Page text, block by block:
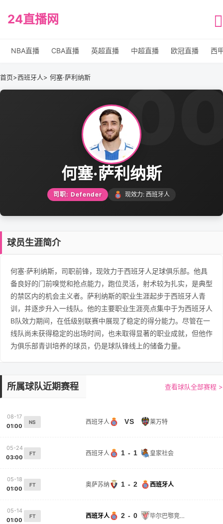
24直播网
NBA直播 CBA直播 英超直播 中超直播 欧冠直播 西
首页>西班牙人> 何塞·萨利纳斯
何塞·萨利纳斯
司职: Defender 现效力: 西班牙人
球员生涯简介
何塞·萨利纳斯，司职前锋，现效力于西班牙人足球俱乐部。他具
备良好的门前嗅觉和抢点能力，跑位灵活，射术较为扎实，是典型
的禁区内的机会主义者。萨利纳斯的职业生涯起步于西班牙人青
训，并逐步升入一线队。他的主要职业生涯亮点集中于为西班牙人
B队效力期间，在低级别联赛中展现了稳定的得分能力。尽管在一
线队尚未获得稳定的出场时间，也未取得显著的职业成就，但他作
为俱乐部青训培养的球员，仍是球队锋线上的储备力量。
所属球队近期赛程 查看球队全部赛程 >
08-17
01:00
NS 西班牙人 VS 莱万特
05-24
03:00
FT 西班牙人 1 - 1 皇家社会
05-18
01:00
FT 奥萨苏纳 1 - 2 西班牙人
05-14
01:00
FT 西班牙人 2 - 0 毕尔巴鄂竞技